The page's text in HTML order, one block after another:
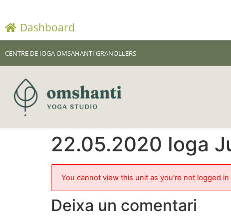
Dashboard
CENTRE DE IOGA OMSAHANTI GRANOLLERS
22.05.2020 Ioga
You cannot view this unit as you're not logged in
Deixa un comentari